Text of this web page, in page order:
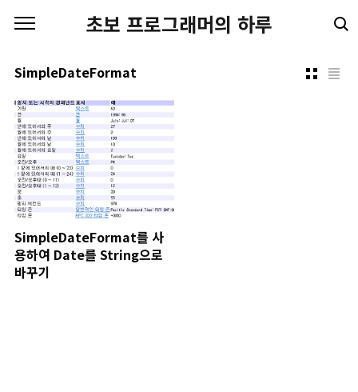
초보 프로그래머의 하루
SimpleDateFormat
SimpleDateFormat를 사
용하여 Date를 String으로
바꾸기